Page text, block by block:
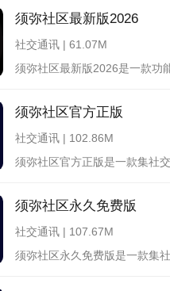
须弥社区最新版2026
社交通讯 | 61.07M
须弥社区官方正版
社交通讯 | 102.86M
须弥社区永久免费版
社交通讯 | 107.67M